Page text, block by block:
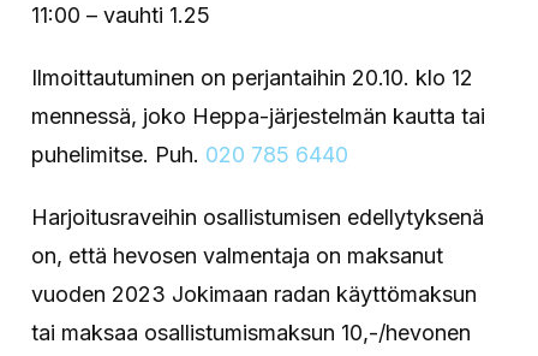
11:00 – vauhti 1.25
Ilmoittautuminen on perjantaihin 20.10. klo 12
mennessä, joko Heppa-järjestelmän kautta tai
puhelimitse. Puh. 020 785 6440
Harjoitusraveihin osallistumisen edellytyksenä
on, että hevosen valmentaja on maksanut
vuoden 2023 Jokimaan radan käyttömaksun
tai maksaa osallistumismaksun 10,-/hevonen